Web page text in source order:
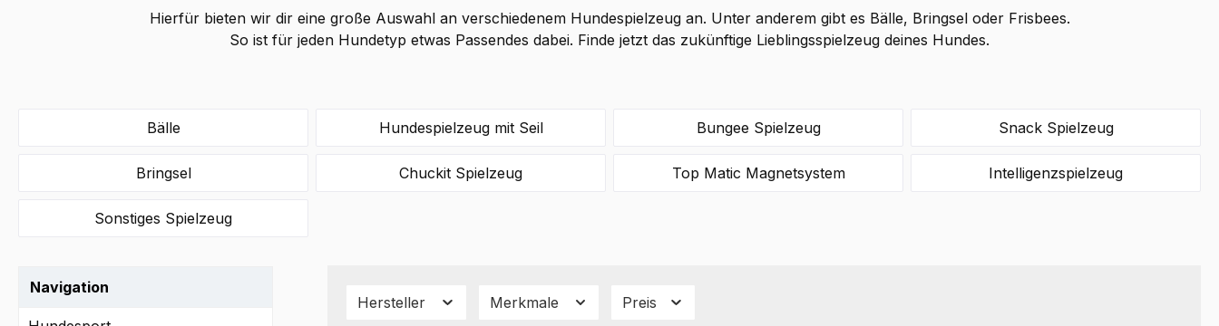
Hierfür bieten wir dir eine große Auswahl an verschiedenem Hundespielzeug an. Unter anderem gibt es Bälle, Bringsel oder Frisbees.
So ist für jeden Hundetyp etwas Passendes dabei. Finde jetzt das zukünftige Lieblingsspielzeug deines Hundes.
Bälle Hundespielzeug mit Seil Bungee Spielzeug Snack Spielzeug
Bringsel Chuckit Spielzeug Top Matic Magnetsystem Intelligenzspielzeug
Sonstiges Spielzeug
Navigation
Hersteller Merkmale Preis